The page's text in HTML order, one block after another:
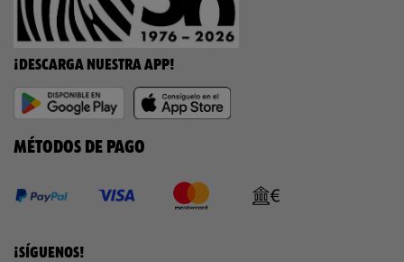
¡DESCARGA NUESTRA APP!
MÉTODOS DE PAGO
¡SÍGUENOS!